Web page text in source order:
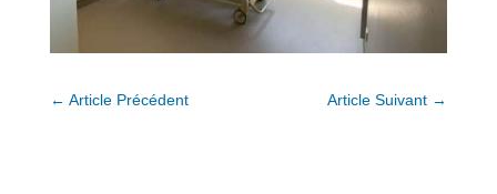
← Article Précédent Article Suivant →